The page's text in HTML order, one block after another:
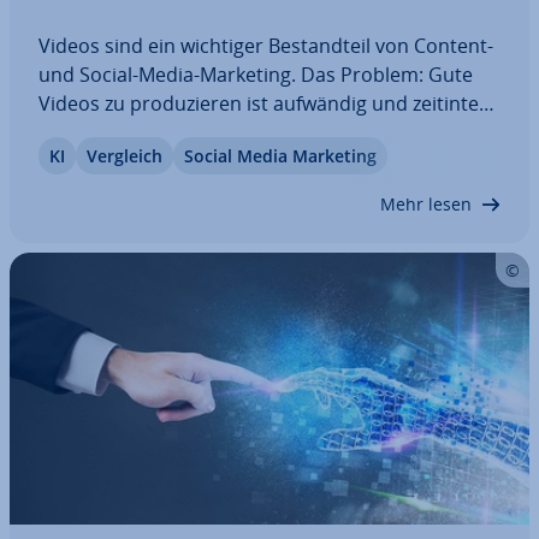
Videos sind ein wichtiger Be­stand­teil von Content-
und Social-Media-Marketing. Das Problem: Gute
Videos zu pro­du­zie­ren ist aufwändig und zeit­in­ten­
diese mitt­ler­wei­le aber ohne großen Aufwand
KI Vergleich Social Media Marketing
Mehr lesen